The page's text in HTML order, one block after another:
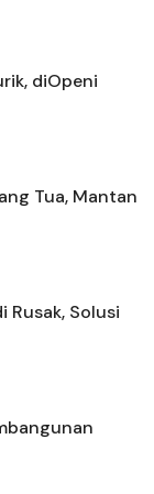
diOpeni
Tua, Mantan
Rusak, Solusi